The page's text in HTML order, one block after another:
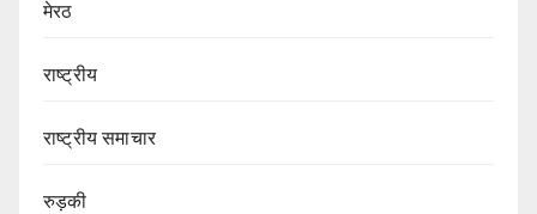
मेरठ
राष्ट्रीय
राष्ट्रीय समाचार
रुड़की